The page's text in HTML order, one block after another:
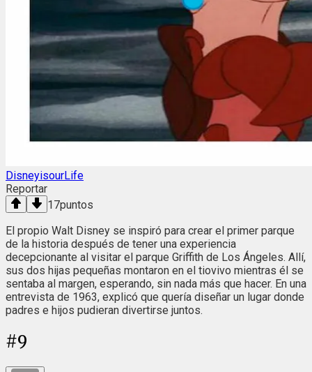
DisneyisourLife
Reportar
17puntos
El propio Walt Disney se inspiró para crear el primer parque
de la historia después de tener una experiencia
decepcionante al visitar el parque Griffith de Los Ángeles. Allí,
sus dos hijas pequeñas montaron en el tiovivo mientras él se
sentaba al margen, esperando, sin nada más que hacer. En una
entrevista de 1963, explicó que quería diseñar un lugar donde
padres e hijos pudieran divertirse juntos.
#9